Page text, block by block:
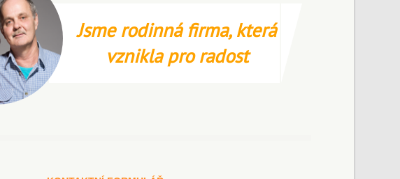
Jsme rodinná firma, která
vznikla pro radost